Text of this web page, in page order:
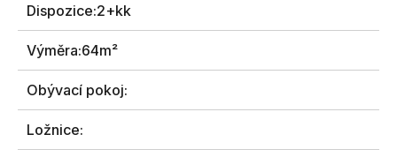
Dispozice:2+kk
Výměra:64m²
Obývací pokoj:
Ložnice: